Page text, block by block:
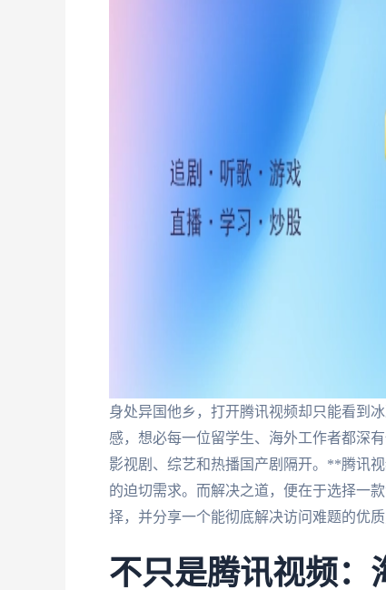
身处异国他乡，打开腾讯视频却只能看到
感，想必每一位留学生、海外工作者都深
影视剧、综艺和热播国产剧隔开。**腾讯
的迫切需求。而解决之道，便在于选择一
择，并分享一个能彻底解决访问难题的优质
不只是腾讯视频：